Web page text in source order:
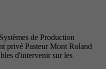
de Production
privé Pasteur Mont Roland
d'intervenir sur les